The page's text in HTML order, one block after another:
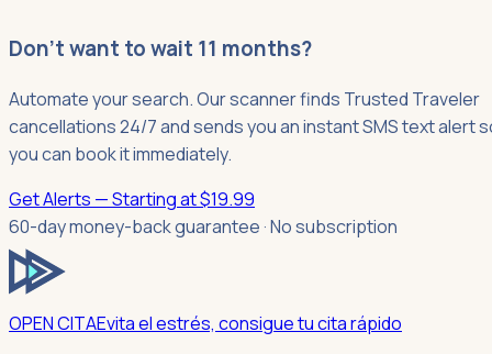
Don't want to wait 11 months?
Automate your search. Our scanner finds Trusted Traveler
cancellations 24/7 and sends you an instant SMS text alert
you can book it immediately.
Get Alerts — Starting at $19.99
60-day money-back guarantee · No subscription
OPEN CITAEvita el estrés, consigue tu cita rápido